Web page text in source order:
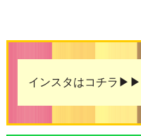
インスタはコチラ